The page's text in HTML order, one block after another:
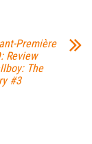
Première
Review
The
#3